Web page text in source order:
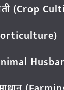
(Crop